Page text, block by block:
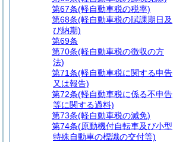
第67条(軽自動車税の税率)
第68条(軽自動車税の賦課期日及
び納期)
第69条
第70条(軽自動車税の徴収の方
法)
第71条(軽自動車税に関する申告
又は報告)
第72条(軽自動車税に係る不申告
等に関する過料)
第73条(軽自動車税の減免)
第74条(原動機付自転車及び小型
特殊自動車の標識の交付等)